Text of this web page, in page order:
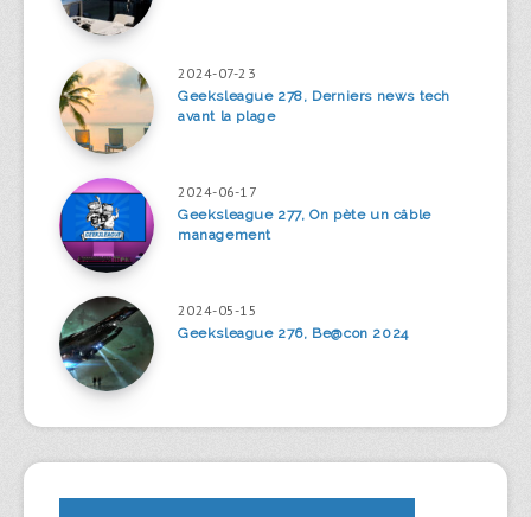
2024-07-23
Geeksleague 278, Derniers news tech
avant la plage
2024-06-17
Geeksleague 277, On pète un câble
management
2024-05-15
Geeksleague 276, Be@con 2024